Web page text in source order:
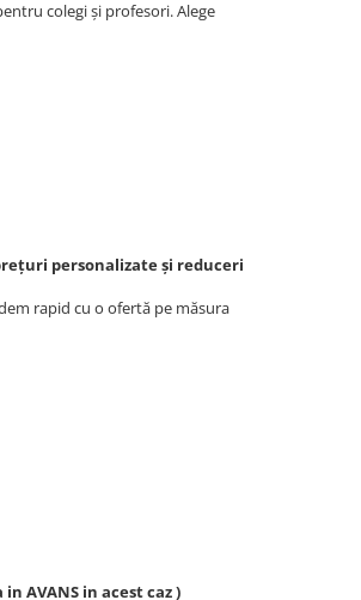
colegi și profesori. Alege
personalizate și reduceri
rapid cu o ofertă pe măsura
AVANS in acest caz )